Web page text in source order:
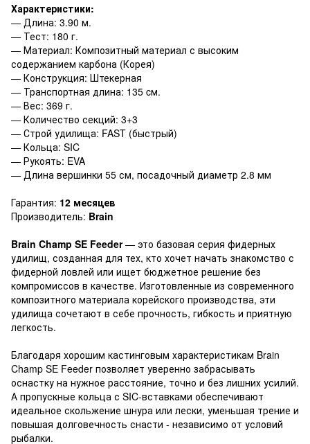
Характеристики:
— Длина: 3.90 м.
— Тест: 180 г.
— Материал: Композитный материал с высоким
содержанием карбона (Корея)
— Конструкция: Штекерная
— Транспортная длина: 135 cм.
— Вес: 369 г.
— Количество секций: 3+3
— Строй удилища: FAST (быстрый)
— Кольца: SIC
— Рукоять: EVA
— Длина вершинки 55 см, посадочный диаметр 2.8 мм
Гарантия: 12 месяцев
Производитель: Brain
Brain Champ SE Feeder— это базовая серия фидерных
удилищ, созданная для тех, кто хочет начать знакомство с
фидерной ловлей или ищет бюджетное решение без
компромиссов в качестве. Изготовленные из современного
композитного материала корейского производства, эти
удилища сочетают в себе прочность, гибкость и приятную
легкость.
Благодаря хорошим кастинговым характеристикам Brain
Champ SE Feeder позволяет уверенно забрасывать
оснастку на нужное расстояние, точно и без лишних усилий.
А пропускные кольца с SIC-вставками обеспечивают
идеальное скольжение шнура или лески, уменьшая трение и
повышая долговечность снасти - независимо от условий
рыбалки.